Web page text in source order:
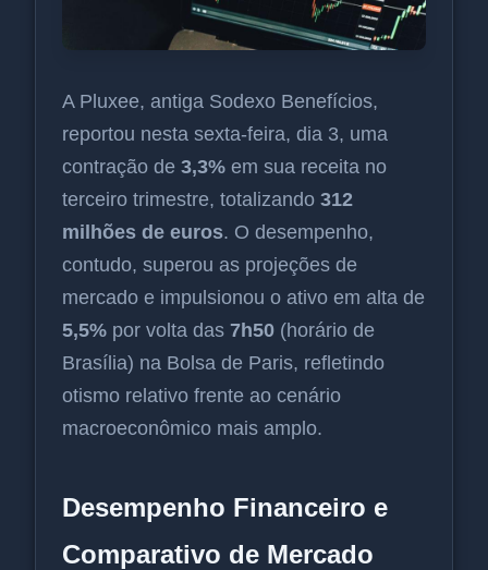
A Pluxee, antiga Sodexo Benefícios,
reportou nesta sexta-feira, dia 3, uma
contração de 3,3% em sua receita no
terceiro trimestre, totalizando 312
milhões de euros. O desempenho,
contudo, superou as projeções de
mercado e impulsionou o ativo em alta de
5,5% por volta das 7h50 (horário de
Brasília) na Bolsa de Paris, refletindo
otismo relativo frente ao cenário
macroeconômico mais amplo.
Desempenho Financeiro e
Comparativo de Mercado